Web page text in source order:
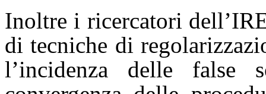
Inoltre i ricercatori
di tecniche di
l’incidenza delle